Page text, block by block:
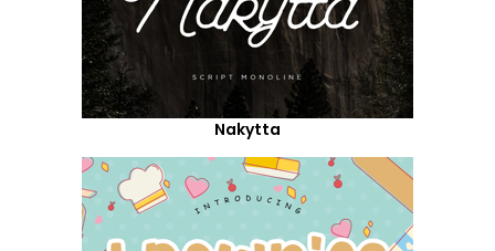
Nakytta